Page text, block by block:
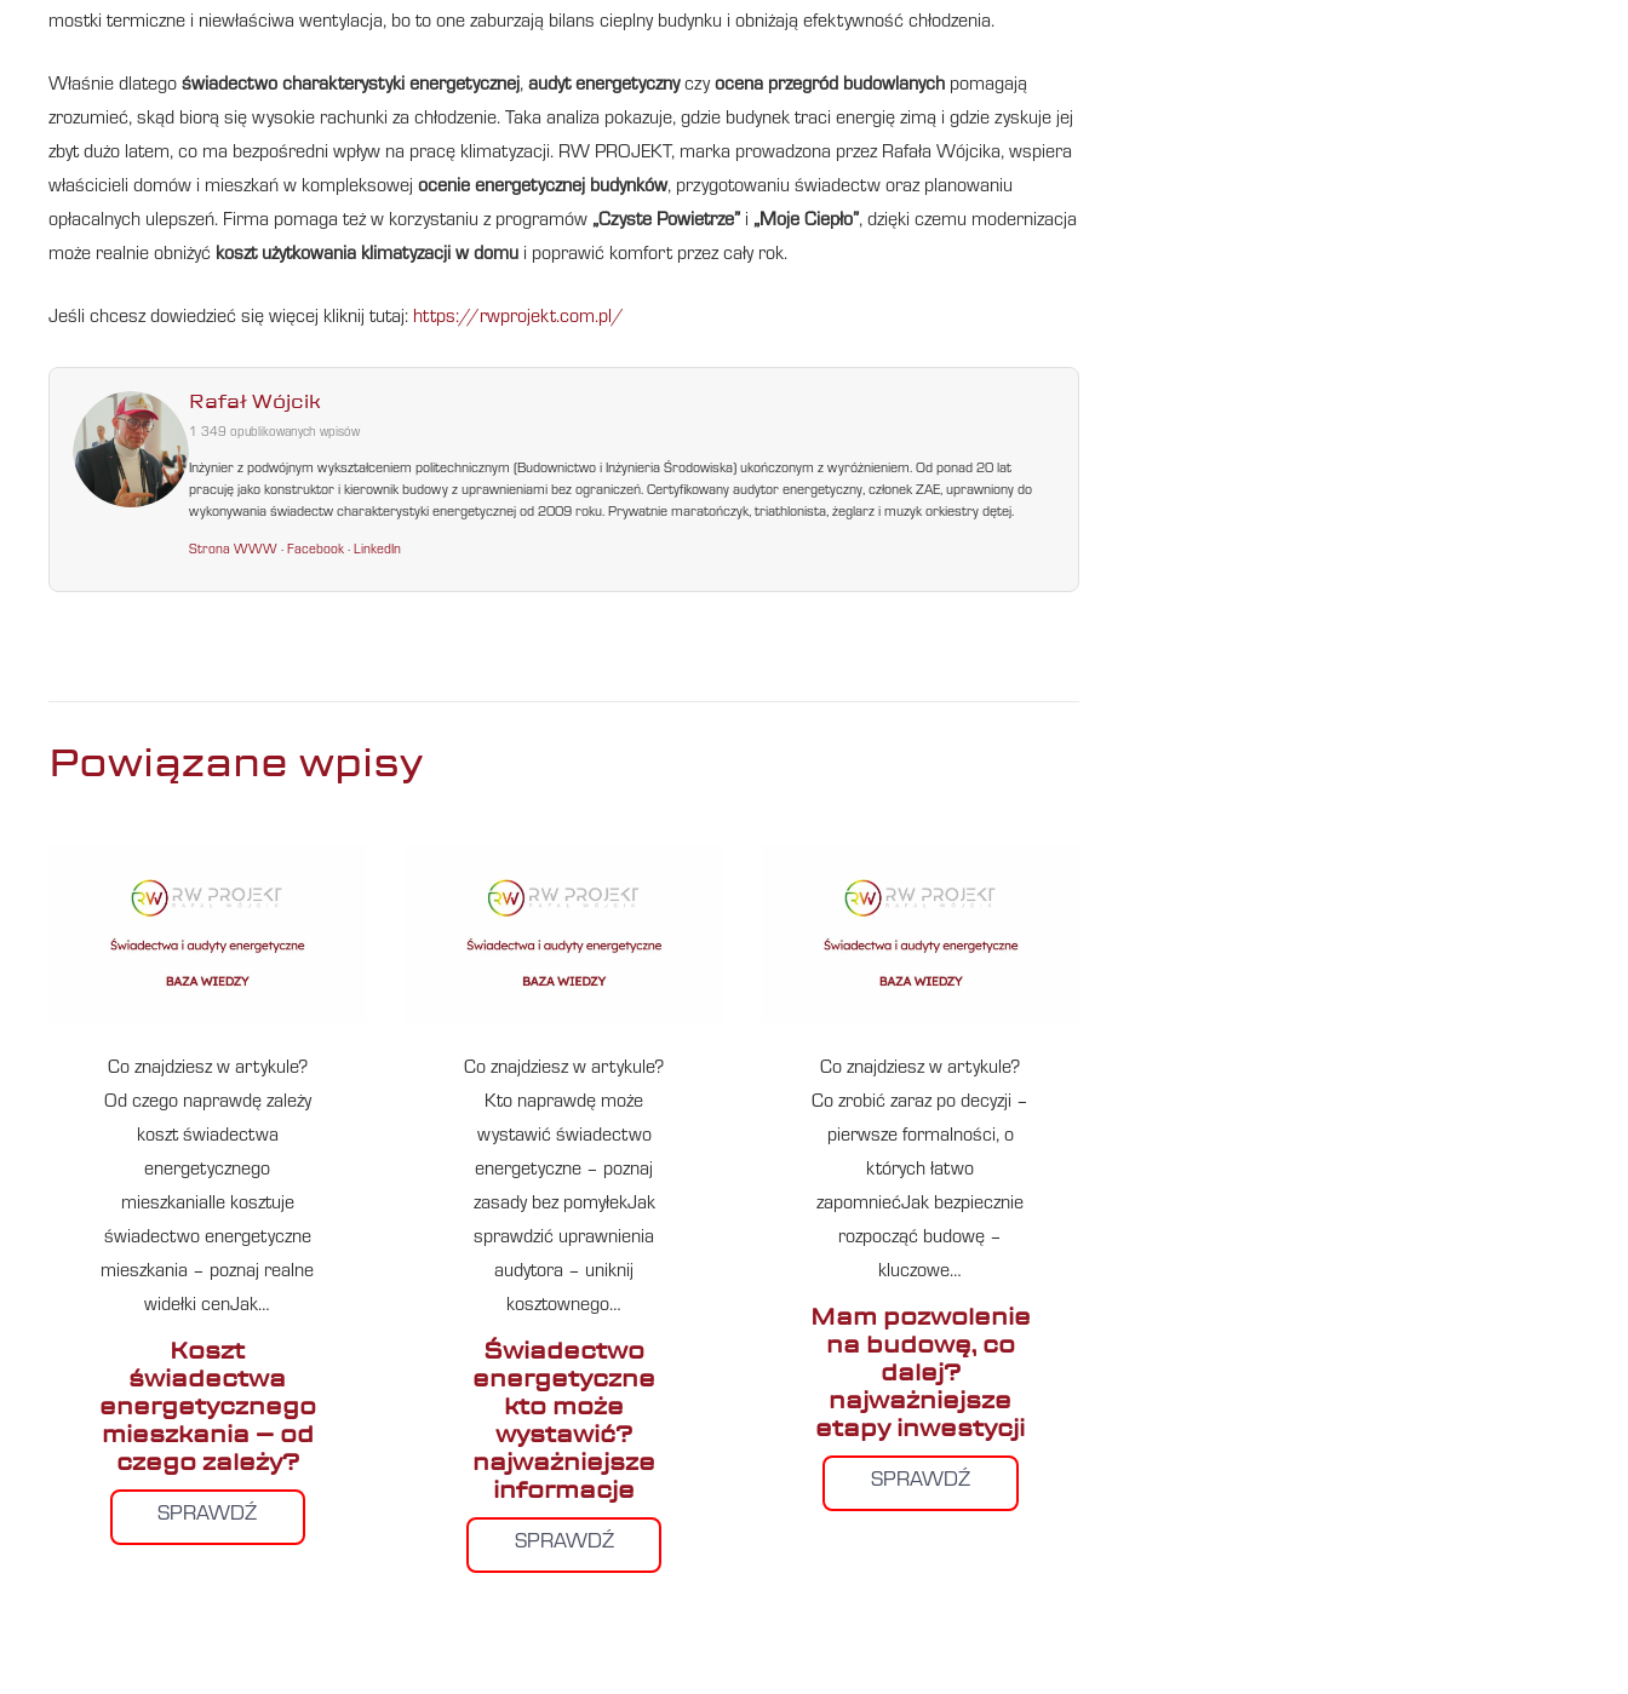
mostki termiczne i niewłaściwa wentylacja, bo to one zaburzają bilans cieplny budynku i obniżają efektywność chłodzenia.
Właśnie dlatego świadectwo charakterystyki energetycznej, audyt energetycznyczyocena przegród budowlanych pomagają
zrozumieć, skąd biorą się wysokie rachunki za chłodzenie. Taka analiza pokazuje, gdzie budynek traci energię zimą i gdzie zyskuje jej
zbyt dużo latem, co ma bezpośredni wpływ na pracę klimatyzacji. RW PROJEKT, marka prowadzona przez Rafała Wójcika, wspiera
właścicieli domów i mieszkań w kompleksowej ocenie energetycznej budynków, przygotowaniu świadectw oraz planowaniu
opłacalnych ulepszeń. Firma pomaga też w korzystaniu z programów „Czyste Powietrze” i „Moje Ciepło”, dzięki czemu modernizacja
może realnie obniżyć koszt użytkowania klimatyzacji w domu i poprawić komfort przez cały rok.
Jeśli chcesz dowiedzieć się więcej kliknij tutaj: https://rwprojekt.com.pl/
Rafał Wójcik
1 349 opublikowanych wpisów
Inżynier z podwójnym wykształceniem politechnicznym (Budownictwo i Inżynieria Środowiska) ukończonym z wyróżnieniem. Od ponad 20 lat
pracuję jako konstruktor i kierownik budowy z uprawnieniami bez ograniczeń. Certyfikowany audytor energetyczny, członek ZAE, uprawniony do
wykonywania świadectw charakterystyki energetycznej od 2009 roku. Prywatnie maratończyk, triathlonista, żeglarz i muzyk orkiestry dętej.
Strona WWW ·Facebook ·LinkedIn
Powiązane wpisy
Co znajdziesz w artykule?
Od czego naprawdę zależy
koszt świadectwa
energetycznego
mieszkaniaIle kosztuje
świadectwo energetyczne
mieszkania – poznaj realne
widełki cenJak…
Koszt
świadectwa
energetycznego
mieszkania – od
czego zależy?
SPRAWDŹ
Co znajdziesz w artykule?
Kto naprawdę może
wystawić świadectwo
energetyczne – poznaj
zasady bez pomyłekJak
sprawdzić uprawnienia
audytora – uniknij
kosztownego…
Świadectwo
energetyczne
kto może
wystawić?
najważniejsze
informacje
SPRAWDŹ
Co znajdziesz w artykule?
Co zrobić zaraz po decyzji –
pierwsze formalności, o
których łatwo
zapomniećJak bezpiecznie
rozpocząć budowę –
kluczowe…
Mam pozwolenie
na budowę, co
dalej?
najważniejsze
etapy inwestycji
SPRAWDŹ